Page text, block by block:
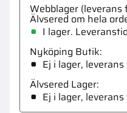
Webblager
Älvsered om hela
I lager.
Nyköping Butik
Ej i lager,
Älvsered Lager
Ej i lager,